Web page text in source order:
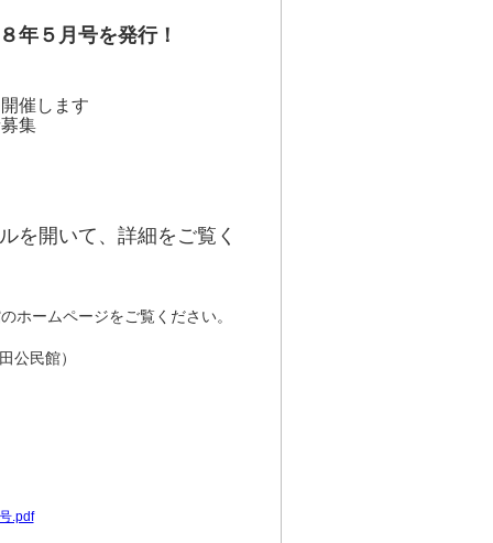
年５月号を発行！
催します
集
を開いて、詳細をご覧く
ホームページをご覧ください。
公民館）
.pdf